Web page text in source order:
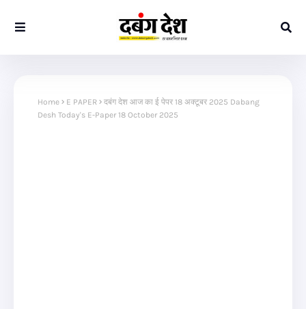
Home E PAPER
दबंग देश आज का ई पेपर 18 अक्टूबर 2025 Dabang
Desh Today's E-Paper 18 October 2025